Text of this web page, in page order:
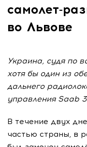
самолет-
во Львове
Украина, судя по
хотя бы один из
дальнего
управления Saab
В течение двух
частью страны, в